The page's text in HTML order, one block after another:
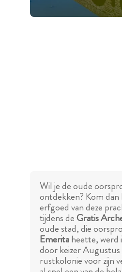
Wil je de oude
ontdekken? Kom dan
erfgoed van deze
tijdens deGratis
oude stad, die
Emeritaheette, werd
door keizer
rustkolonie voor zijn